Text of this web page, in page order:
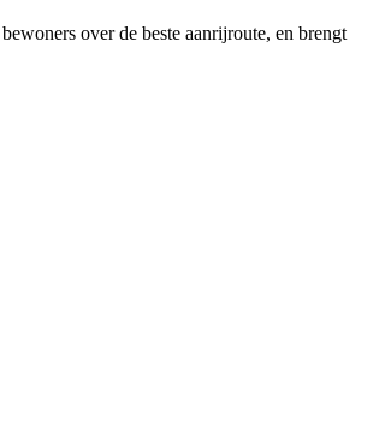
over de beste aanrijroute, en brengt